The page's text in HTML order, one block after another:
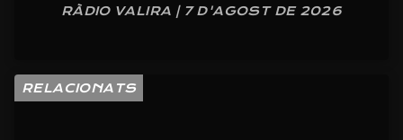
RÀDIO VALIRA | 7 D'AGOST DE 2026
RELACIONATS